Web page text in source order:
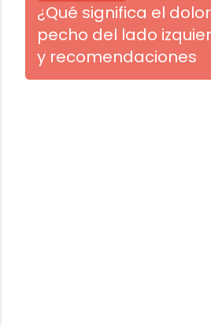
¿Qué significa el
pecho del lado
y recomendaciones